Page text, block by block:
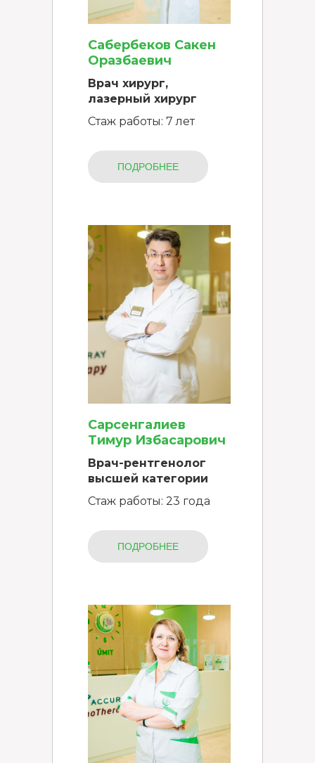
Сабербеков Сакен
Оразбаевич
Врач хирург,
лазерный хирург
Стаж работы: 7 лет
ПОДРОБНЕЕ
Сарсенгалиев
Тимур Избасарович
Врач-рентгенолог
высшей категории
Стаж работы: 23 года
ПОДРОБНЕЕ